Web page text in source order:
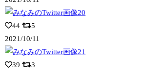
44
5
2021/10/11
39
3